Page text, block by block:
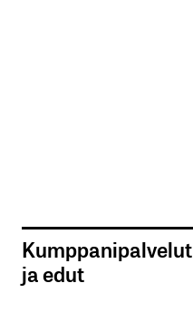
Kumppanipalvelut
ja edut